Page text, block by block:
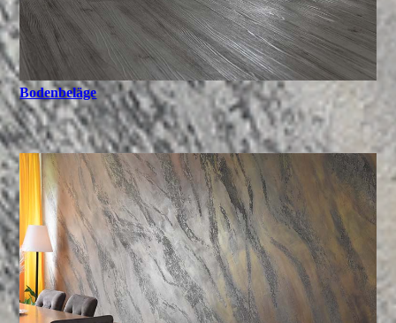
Bodenbeläge